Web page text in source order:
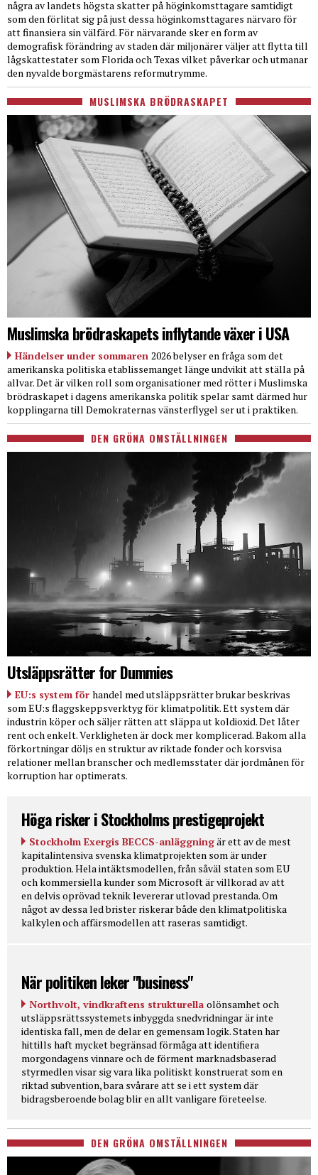
några av landets högsta skatter på höginkomsttagare samtidigt
som den förlitat sig på just dessa höginkomsttagares närvaro för
att finansiera sin välfärd. För närvarande sker en form av
demografisk förändring av staden där miljonärer väljer att flytta till
lågskattestater som Florida och Texas vilket påverkar och utmanar
den nyvalde borgmästarens reformutrymme.
MUSLIMSKA BRÖDRASKAPET
Muslimska brödraskapets inflytande växer i USA
Händelser under sommaren 2026 belyser en fråga som det
amerikanska politiska etablissemanget länge undvikit att ställa på
allvar. Det är vilken roll som organisationer med rötter i Muslimska
brödraskapet i dagens amerikanska politik spelar samt därmed hur
kopplingarna till Demokraternas vänsterflygel ser ut i praktiken.
DEN GRÖNA OMSTÄLLNINGEN
Utsläppsrätter for Dummies
EU:s system för handel med utsläppsrätter brukar beskrivas
som EU:s flaggskeppsverktyg för klimatpolitik. Ett system där
industrin köper och säljer rätten att släppa ut koldioxid. Det låter
rent och enkelt. Verkligheten är dock mer komplicerad. Bakom alla
förkortningar döljs en struktur av riktade fonder och korsvisa
relationer mellan branscher och medlemsstater där jordmånen för
korruption har optimerats.
Höga risker i Stockholms prestigeprojekt
Stockholm Exergis BECCS-anläggningär ett av de mest
kapitalintensiva svenska klimatprojekten som är under
produktion. Hela intäktsmodellen, från såväl staten som EU
och kommersiella kunder som Microsoft är villkorad av att
en delvis oprövad teknik levererar utlovad prestanda. Om
något av dessa led brister riskerar både den klimatpolitiska
kalkylen och affärsmodellen att raseras samtidigt.
När politiken leker "business"
Northvolt, vindkraftens strukturella olönsamhet och
utsläppsrättssystemets inbyggda snedvridningar är inte
identiska fall, men de delar en gemensam logik. Staten har
hittills haft mycket begränsad förmåga att identifiera
morgondagens vinnare och de förment marknadsbaserad
styrmedlen visar sig vara lika politiskt konstruerat som en
riktad subvention, bara svårare att se i ett system där
bidragsberoende bolag blir en allt vanligare företeelse.
DEN GRÖNA OMSTÄLLNINGEN